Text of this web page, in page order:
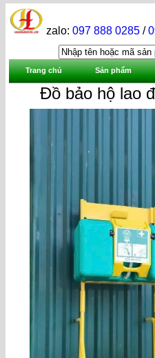
zalo:097 888 0285 /
Trang chủ Sản phẩm
Đồ bảo hộ lao